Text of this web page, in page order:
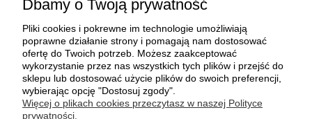
Przewód ciśnieniowy do systemu
NORMATEC
Dbamy o Twoją prywatność
Pliki cookies i pokrewne im technologie umożliwiają
poprawne działanie strony i pomagają nam dostosować
ofertę do Twoich potrzeb. Możesz zaakceptować
wykorzystanie przez nas wszystkich tych plików i przejść do
sklepu lub dostosować użycie plików do swoich preferencji,
wybierając opcję "Dostosuj zgody".
Więcej o plikach cookies przeczytasz w naszej Polityce
prywatności.